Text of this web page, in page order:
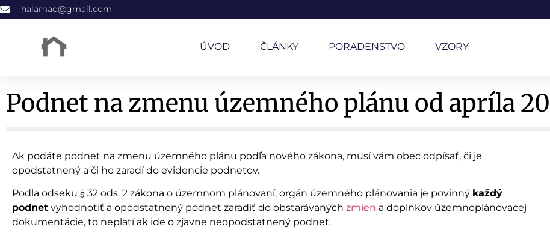
halamao@gmail.com
ÚVOD ČLÁNKY PORADENSTVO VZORY
Podnet na zmenu územného plánu od apríla
Ak podáte podnet na zmenu územného plánu podľa nového zákona, musí vám obec odpísať, či je
opodstatnený a či ho zaradí do evidencie podnetov.
Podľa odseku § 32 ods. 2 zákona o územnom plánovaní, orgán územného plánovania je povinný každý
podnet vyhodnotiť a opodstatnený podnet zaradiť do obstarávaných zmien a doplnkov územnoplánovacej
dokumentácie, to neplatí ak ide o zjavne neopodstatnený podnet.